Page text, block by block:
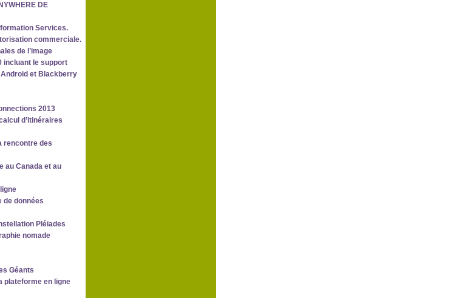
DE
Services.
commerciale.
de l’image
incluant le support
Android et Blackberry
2013
d’itinéraires
rencontre des
au Canada et au
de données
Pléiades
nomade
Géants
plateforme en ligne